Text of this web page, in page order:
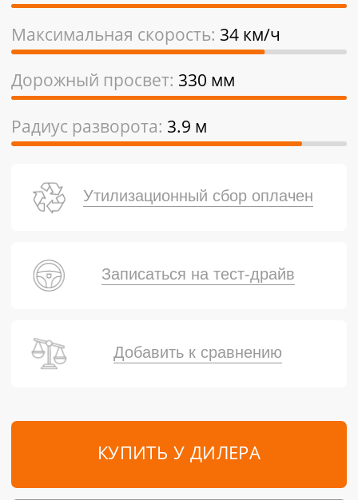
Максимальная скорость: 34 км/ч
Дорожный просвет: 330 мм
Радиус разворота: 3.9 м
КУПИТЬ У ДИЛЕРА
Добавить к сравнению
Утилизационный сбор оплачен
Записаться на тест-драйв